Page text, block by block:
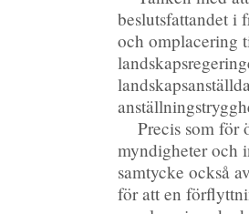
beslutsfattandet i
och omplacering
Precis som för
myndigheter och
samtycke också
för att en